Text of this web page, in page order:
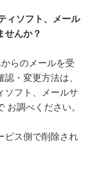
ィソフト、メール
せんか？
らのメールを受
・変更方法は、
ソフト、メールサ
調べください。
ビス側で削除され